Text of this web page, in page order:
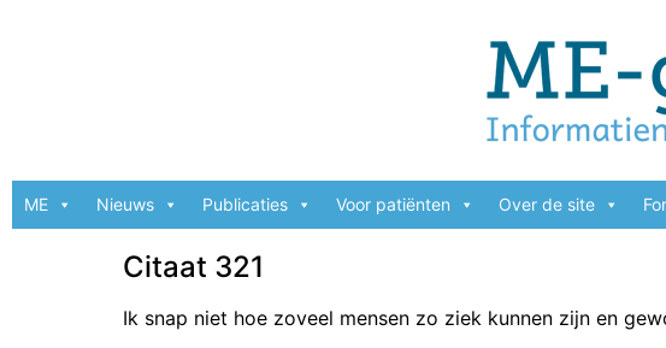
ME Nieuws Publicaties Voor patiënten Over de site
Citaat 321
Ik snap niet hoe zoveel mensen zo ziek kunnen zijn en